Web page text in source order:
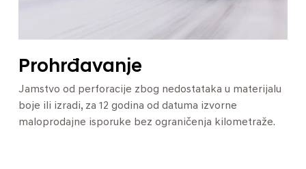
Prohrđavanje
Jamstvo od perforacije zbog nedostataka u materijalu
boje ili izradi, za 12 godina od datuma izvorne
maloprodajne isporuke bez ograničenja kilometraže.